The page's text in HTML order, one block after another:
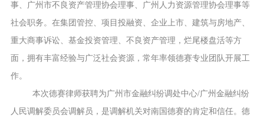
事、广州市不良资产管理协会理事、广州人力资源管理协会理事等
社会职务。在集团管控、项目投融资、企业上市、建筑与房地产、
重大商事诉讼、基金投资管理、不良资产管理，烂尾楼盘活等方
面，拥有丰富经验与广泛社会资源，常年率领德赛专业团队开展工
作。
本次德赛律师获聘为广州市金融纠纷调处中心/广州金融纠纷
人民调解委员会调解员，是调解机关对南国德赛的肯定和信任。德